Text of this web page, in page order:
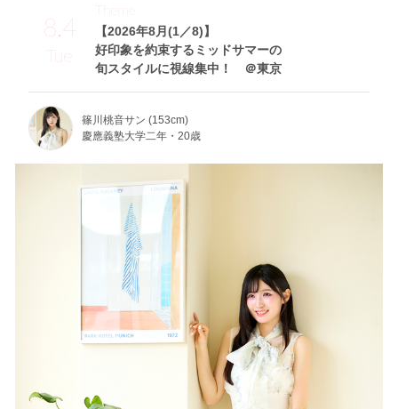
8.4
Tue
【2026年8月(1／8)】
好印象を約束するミッドサマーの
旬スタイルに視線集中！ ＠東京
Theme
篠川桃音サン (153cm)
慶應義塾大学二年・20歳